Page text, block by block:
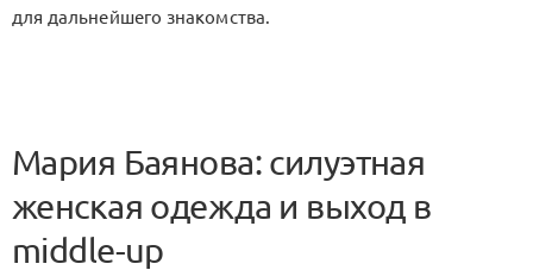
для дальнейшего знакомства.
Мария Баянова: силуэтная
женская одежда и выход в
middle-up